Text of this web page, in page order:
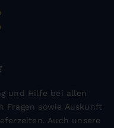
und Hilfe bei allen
Fragen sowie Auskunft
Auch unsere